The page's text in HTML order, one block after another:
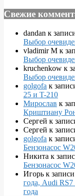
Свежие
dandan к
Выбор
vladimir M к
Выбор
kruchenkow к
Выбор
golgofa к
25 и T-210
Мирослав к
Криштиану
Сергей к
Сергей к
golgofa к
Бензонасос
Никита к
Бензонасос
Игорь к записи
года, Audi
года